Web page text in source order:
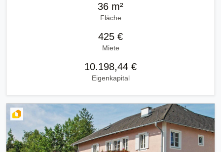
36 m²
Fläche
425 €
Miete
10.198,44 €
Eigenkapital